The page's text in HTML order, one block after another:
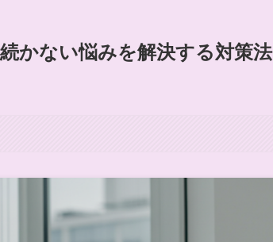
かない悩みを解決する対策法